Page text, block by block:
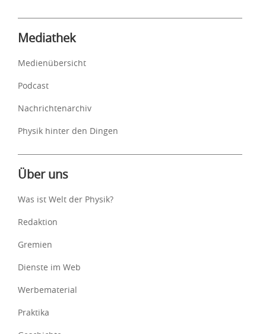
Mediathek
Medienübersicht
Podcast
Nachrichtenarchiv
Physik hinter den Dingen
Über uns
Was ist Welt der Physik?
Redaktion
Gremien
Dienste im Web
Werbematerial
Praktika